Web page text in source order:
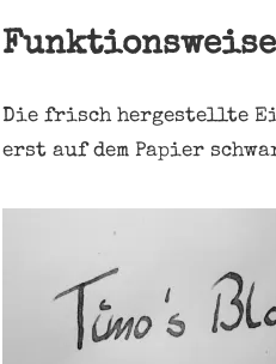
Die frisch hergestellte
erst auf dem Papier